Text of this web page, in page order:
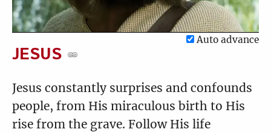
1
2 3 4 6 7 8 9
10
11
12 13 14 15 16 17 18 19
20
Video
Auto advance
JESUS
Jesus constantly surprises and confounds
people, from His miraculous birth to His
rise from the grave. Follow His life